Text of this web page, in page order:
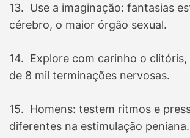
13. Use a imaginação: fantasias
cérebro, o maior órgão sexual.
14. Explore com carinho o clitóris,
de 8 mil terminações nervosas.
15. Homens: testem ritmos e
diferentes na estimulação peniana.